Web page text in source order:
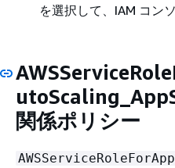
を選択して、IAM コン
関係ポリシー